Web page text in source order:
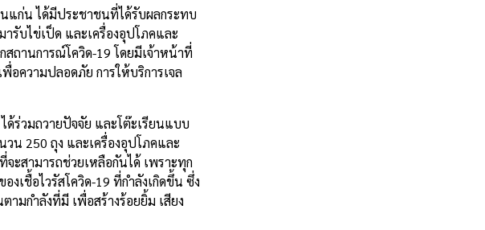
แก่น ได้มีประชาชนที่ได้รับผลกระทบ
รับไข่เป็ด และเครื่องอุปโภคและ
ถานการณ์โควิด-19 โดยมีเจ้าหน้าที่
อความปลอดภัย การให้บริการเจล
ร่วมถวายปัจจัย และโต๊ะเรียนแบบ
น 250 ถุง และเครื่องอุปโภคและ
สามารถช่วยเหลือกันได้ เพราะทุก
เชื้อไวรัสโควิด-19 ที่กำลังเกิดขึ้น ซึ่ง
มกำลังที่มี เพื่อสร้างร้อยยิ้ม เสียง